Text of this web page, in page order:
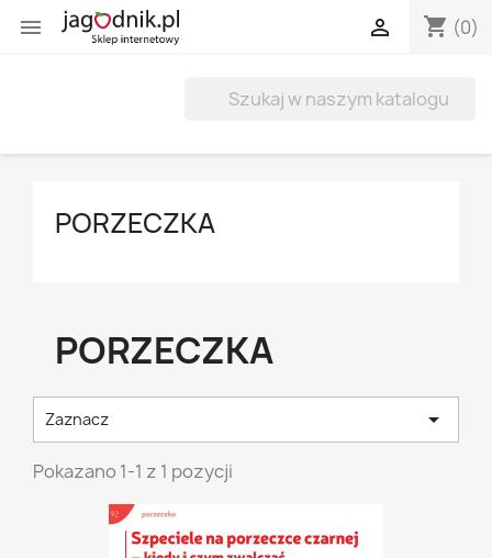
 shopping_cart (0)

PORZECZKA
PORZECZKA
Zaznacz 
Pokazano 1-1 z 1 pozycji